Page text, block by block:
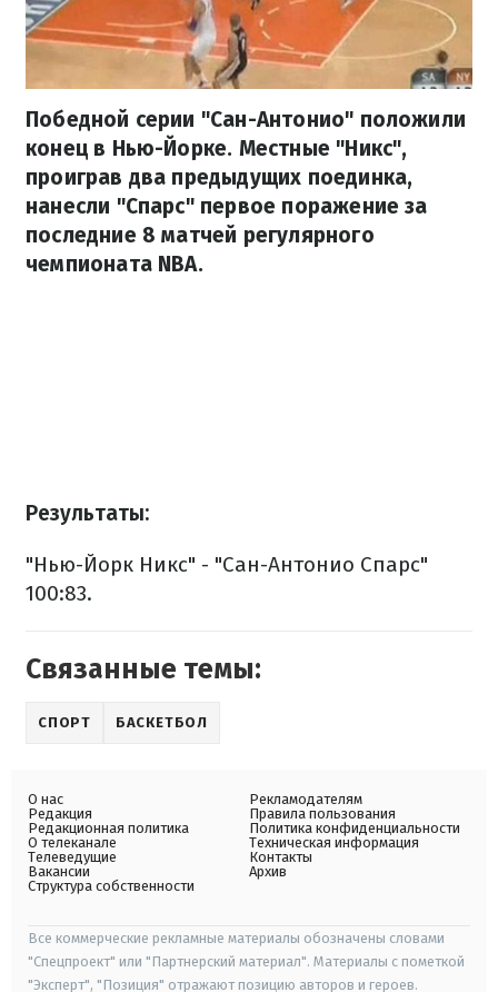
Победной серии "Сан-Антонио" положили
конец в Нью-Йорке. Местные "Никс",
проиграв два предыдущих поединка,
нанесли "Спарс" первое поражение за
последние 8 матчей регулярного
чемпионата NBA.
Результаты:
"Нью-Йорк Никс" - "Сан-Антонио Спарс"
100:83.
Связанные темы:
СПОРТ БАСКЕТБОЛ
О нас
Редакция
Редакционная политика
О телеканале
Телеведущие
Вакансии
Структура собственности
Рекламодателям
Правила пользования
Политика конфиденциальности
Техническая информация
Контакты
Архив
Все коммерческие рекламные материалы обозначены словами
"Спецпроект" или "Партнерский материал". Материалы с пометкой
"Эксперт", "Позиция" отражают позицию авторов и героев.